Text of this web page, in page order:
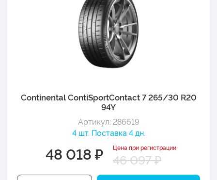
Continental ContiSportContact 7 265/30 R20
94Y
Артикул: 286619
4 шт. Поставка 4 дн.
48 018 ₽ Цена при регистрации
46 097 ₽